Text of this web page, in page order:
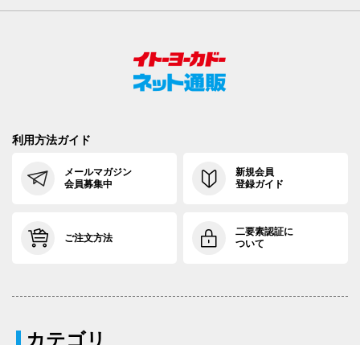
利用方法ガイド
メールマガジン
会員募集中
新規会員
登録ガイド
ご注文方法
二要素認証に
ついて
カテゴリ